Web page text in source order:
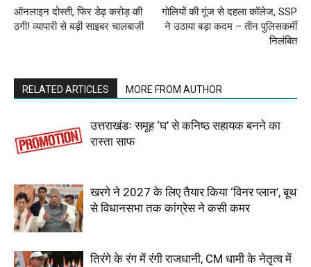
ऑनलाइन दोस्ती, फिर डेढ़ करोड़ की
ठगी! व्यापारी से बड़ी साइबर चालबाज़ी
गोलियों की गूंज से दहला कॉलेज, SSP
ने उठाया बड़ा कदम – तीन पुलिसकर्मी
निलंबित
RELATED ARTICLES MORE FROM AUTHOR
उत्तराखंडः समूह ‘घ’ से कनिष्ठ सहायक बनने का
रास्ता साफ
खरगे ने 2027 के लिए तैयार किया ‘विनर प्लान’, बूथ
से विधानसभा तक कांग्रेस ने कसी कमर
तिरंगे के रंग में रंगी राजधानी, CM धामी के नेतृत्व में